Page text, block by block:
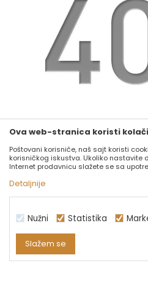
website:https://
GO TO
Ova web-stranica koristi
Poštovani korisniče, naš sajt koristi
korisničkog iskustva. Ukoliko nastavite
Internet prodavnicu slažete se sa
Detaljnije
Nužni Statistika
Slažem se